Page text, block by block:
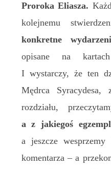
Proroka Eliasza.
kolejnemu
konkretne wydarzeni
opisane na
I wystarczy, że ten
Mędrca Syracydesa,
rozdziału,
a z jakiegoś
a jeszcze
komentarza – a